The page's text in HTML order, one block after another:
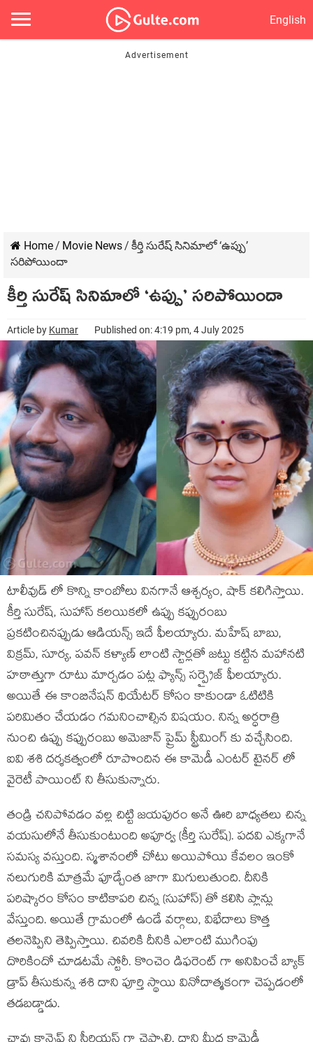
English
Home/ Movie News/ కీర్తి సురేష్ సినిమాలో ‘ఉప్పు’
సరిపోయిందా
కీర్తి సురేష్ సినిమాలో ‘ఉప్పు’ సరిపోయిందా
Article by Kumar Published on: 4:19 pm, 4 July 2025
టాలీవుడ్ లో కొన్ని కాంబోలు వినగానే ఆశ్చర్యం, షాక్ కలిగిస్తాయి.
కీర్తి సురేష్, సుహాస్ కలయికలో ఉప్పు కప్పురంబు
ప్రకటించినప్పుడు ఆడియన్స్ ఇదే ఫీలయ్యారు. మహేష్ బాబు,
విక్రమ్, సూర్య, పవన్ కళ్యాణ్ లాంటి స్టార్లతో జట్టు కట్టిన మహానటి
హఠాత్తుగా రూటు మార్చడం పట్ల ఫ్యాన్స్ సర్ప్రైజ్ ఫీలయ్యారు.
అయితే ఈ కాంబినేషన్ థియేటర్ కోసం కాకుండా ఓటిటికి
పరిమితం చేయడం గమనించాల్సిన విషయం. నిన్న అర్ధరాత్రి
నుంచి ఉప్పు కప్పురంబు అమెజాన్ ప్రైమ్ స్ట్రీమింగ్ కు వచ్చేసింది.
ఐవి శశి దర్శకత్వంలో రూపొందిన ఈ కామెడీ ఎంటర్ టైనర్ లో
వైరెటీ పాయింట్ ని తీసుకున్నారు.
తండ్రి చనిపోవడం వల్ల చిట్టి జయపురం అనే ఊరి బాధ్యతలు చిన్న
వయసులోనే తీసుకుంటుంది అపూర్వ (కీర్తి సురేష్). పదవి ఎక్కగానే
సమస్య వస్తుంది. స్మశానంలో చోటు అయిపోయి కేవలం ఇంకో
నలుగురికి మాత్రమే పూడ్చేంత జాగా మిగులుతుంది. దీనికి
పరిష్కారం కోసం కాటికాపరి చిన్న (సుహాస్) తో కలిసి ప్లాన్లు
వేస్తుంది. అయితే గ్రామంలో ఉండే వర్గాలు, విభేదాలు కొత్త
తలనెప్పిని తెప్పిస్తాయి. చివరికి దీనికి ఎలాంటి ముగింపు
దొరికిందో చూడటమే స్టోరీ. కొంచెం డిఫరెంట్ గా అనిపించే బ్యాక్
డ్రాప్ తీసుకున్న శశి దాని పూర్తి స్థాయి వినోదాత్మకంగా చెప్పడంలో
తడబడ్డాడు.